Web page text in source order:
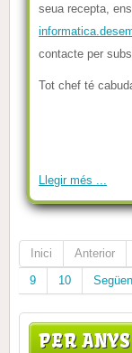
seua recepta,
contacte per
Tot chef té
Llegir més ...
Inici Anterior
9
10
PER ANYS